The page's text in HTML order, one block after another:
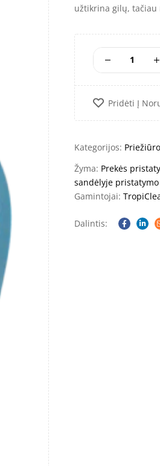
užtikrina gilų, tačiau
Pridėti Į
Kategorijos:
Žyma: Prekės
sandėlyje
Gamintojai:
Dalintis: